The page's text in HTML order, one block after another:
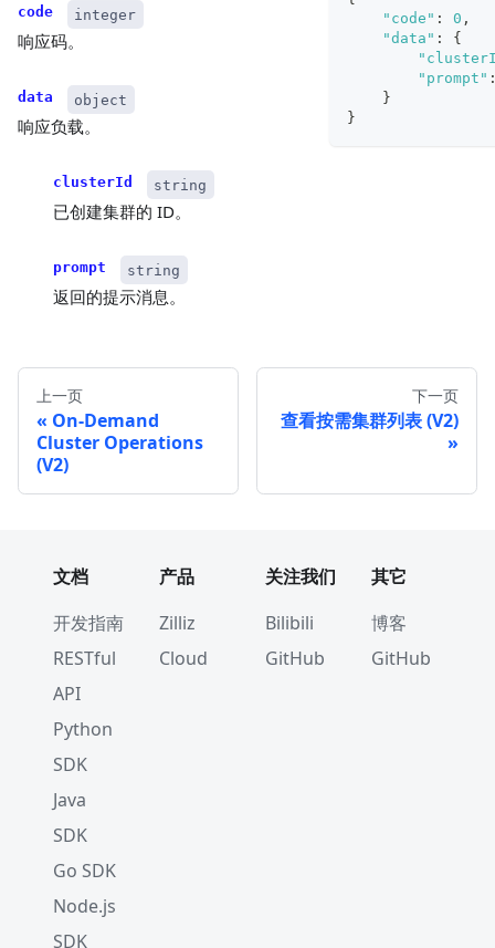
code integer
响应码。
data object
响应负载。
clusterId string
已创建集群的 ID。
prompt string
返回的提示消息。
"code" : 0 ,
"data" :
{
"prompt"
}
}
上一页
On-Demand
Cluster Operations
(V2)
下一页
查看按需集群列表 (V2)
文档
开发指南
RESTful
API
Python
SDK
Java
SDK
Go SDK
Node.js
SDK
产品
Zilliz
Cloud
关注我们
Bilibili
GitHub
其它
博客
GitHub